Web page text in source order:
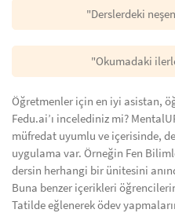
"Derslerdeki
"Okumadaki
Öğretmenler için en iyi asistan,
Fedu.ai’ı incelediniz mi?
müfredat uyumlu ve içerisinde,
uygulama var. Örneğin Fen
dersin herhangi bir ünitesini
Buna benzer içerikleri
Tatilde eğlenerek ödev